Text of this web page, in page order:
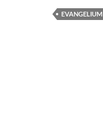
EVANGELIUM